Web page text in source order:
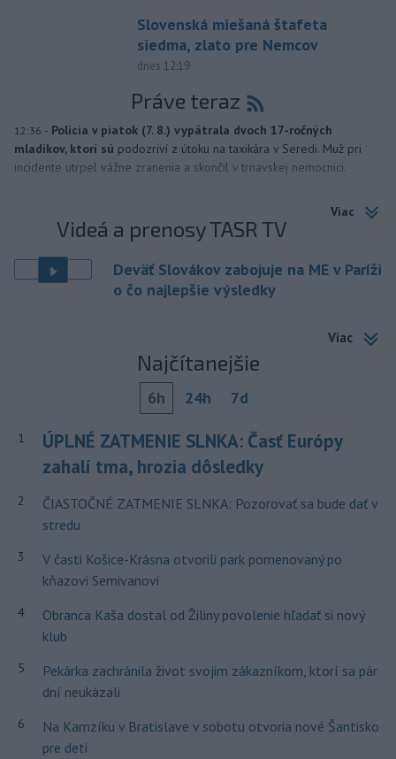
Slovenská miešaná štafeta
siedma, zlato pre Nemcov
dnes 12:19
Práve teraz
12:36 - Polícia v piatok (7. 8.) vypátrala dvoch 17-ročných
mladíkov, ktorí sú podozriví z útoku na taxikára v Seredi. Muž pri
incidente utrpel vážne zranenia a skončil v trnavskej nemocnici.
Viac
Videá a prenosy TASR TV
Deväť Slovákov zabojuje na ME v Paríži
o čo najlepšie výsledky
Viac
Najčítanejšie
6h 24h 7d
1
ÚPLNÉ ZATMENIE SLNKA: Časť Európy
zahalí tma, hrozia dôsledky
2
ČIASTOČNÉ ZATMENIE SLNKA: Pozorovať sa bude dať v
stredu
3
V časti Košice-Krásna otvorili park pomenovaný po
kňazovi Semivanovi
4
Obranca Kaša dostal od Žiliny povolenie hľadať si nový
klub
5
Pekárka zachránila život svojim zákazníkom, ktorí sa pár
dní neukázali
6
Na Kamzíku v Bratislave v sobotu otvoria nové Šantisko
pre deti